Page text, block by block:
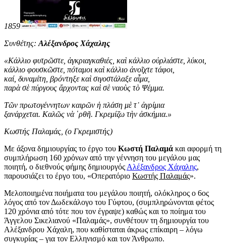
1859
Συνθέτης: Αλέξανδρος Χάχαλης
«Κάλλιο φυτρῶστε, ἀγκριαγκαθιές, καὶ κάλλιο οὐρλιάστε, λύκοι,
κάλλιο φουσκῶστε, πόταμοι καὶ κάλλιο ἀνοῖχτε τάφοι,
καί, δυναμίτη, βρόντηξε καὶ σιγοστάλαξε αἷμα,
παρὰ σὲ πύργους ἄρχοντας καὶ σὲ ναοὺς τὸ Ψέμμα.
Τῶν πρωτογέννητων καιρῶν ἡ πλάση μὲ τ᾿ ἀγρίμια
ξανάρχεται. Καλῶς νὰ ῾ρθῆ. Γκρεμίζω τὴν ἀσκήμια.»
Κωστής Παλαμάς, (ο Γκρεμιστής)
Με άξονα δημιουργίας το έργο του Κωστή Παλαμά και αφορμή τη
συμπλήρωση 160 χρόνων από την γέννηση του μεγάλου μας
ποιητή, ο διεθνούς φήμης δημιουργός Αλέξανδρος Χάχαλης,
παρουσιάζει το έργο του, «Οπερατόριο Κωστής Παλαμάς».
Μελοποιημένα ποιήματα του μεγάλου ποιητή, ολόκληρος ο 6ος
λόγος από τον Δωδεκάλογο του Γύφτου, (συμπληρώνονται φέτος
120 χρόνια από τότε που τον έγραψε) καθώς και το ποίημα του
Άγγελου Σικελιανού «Παλαμάς», συνθέτουν τη δημιουργία του
Αλέξανδρου Χάχαλη, που καθίσταται άκρως επίκαιρη – λόγω
συγκυρίας – για τον Ελληνισμό και τον Άνθρωπο.